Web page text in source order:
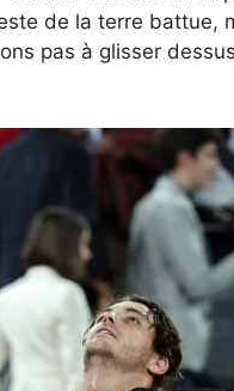
de la terre battue,
pas à glisser